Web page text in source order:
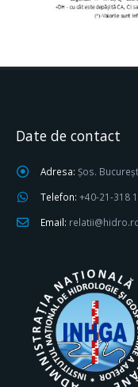
Date de contact
Adresa: Șos.
Telefon: +40-21-318
Email: